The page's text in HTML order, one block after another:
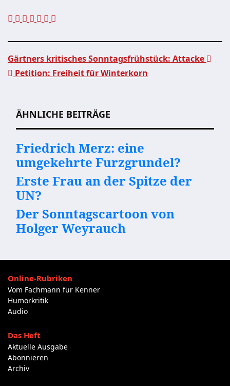
Gärtners kritisches Sonntagsfrühstück: Attacke
Petition: Freiheit für Winterkorn
ÄHNLICHE BEITRÄGE
Friedrich Merz: eine
umgekehrte Furzgrundel?
Erste Frau an der Spitze der
UN?
Der Sonntagscartoon von
Holger Weyrauch
Online-Rubriken
Vom Fachmann für Kenner
Humorkritik
Audio
Das Heft
Aktuelle Ausgabe
Abonnieren
Archiv